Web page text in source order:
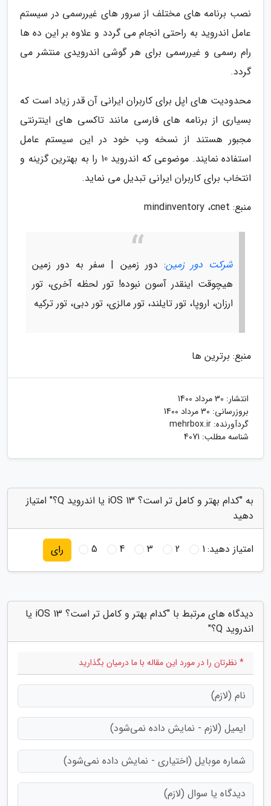
نصب برنامه های مختلف از سرور های غیررسمی در سیستم
عامل اندروید به راحتی انجام می گردد و علاوه بر این ده ها
رام رسمی و غیررسمی برای هر گوشی اندرویدی منتشر می
گردد.
محدودیت های اپل برای کاربران ایرانی آن قدر زیاد است که
بسیاری از برنامه های فارسی مانند تاکسی های اینترنتی
مجبور هستند از نسخه وب خود در این سیستم عامل
استفاده نمایند. موضوعی که اندروید 10 را به بهترین گزینه و
انتخاب برای کاربران ایرانی تبدیل می نماید.
منبع: mindinventory ،cnet
شرکت دور زمین: دور زمین | سفر به دور زمین
هیچوقت اینقدر آسون نبوده! تور لحظه آخری، تور
ارزان، اروپا، تور تایلند، تور مالزی، تور دبی، تور ترکیه
منبع: برترین ها
انتشار: 30 مرداد 1400
بروزرسانی: 30 مرداد 1400
گردآورنده: mehrbox.ir
شناسه مطلب: 4071
به "کدام بهتر و کامل تر است؟ iOS 13 یا اندروید Q؟" امتیاز
دهید
امتیاز دهید:1
2
3
4
5 رای
دیدگاه های مرتبط با "کدام بهتر و کامل تر است؟ iOS 13 یا
اندروید Q؟"
* نظرتان را در مورد این مقاله با ما درمیان بگذارید